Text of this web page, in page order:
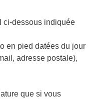
ci-dessous indiquée
en pied datées du jour
adresse postale),
que si vous